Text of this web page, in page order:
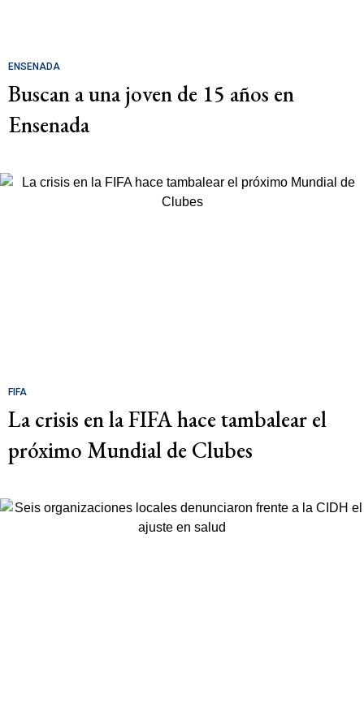
ENSENADA
Buscan a una joven de 15 años en
Ensenada
FIFA
La crisis en la FIFA hace tambalear el
próximo Mundial de Clubes